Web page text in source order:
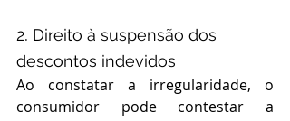
2. Direito à suspensão dos
descontos indevidos
Ao constatar a irregularidade, o
consumidor pode contestar a